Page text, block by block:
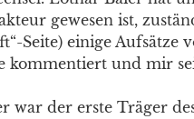
gewesen ist,
Seite) einige
kommentiert und mir
war der erste Träger